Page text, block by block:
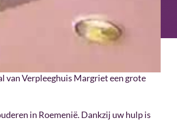
maar het komt er maar niet
van Verpleeghuis Margriet een grote
in Roemenië. Dankzij uw hulp is